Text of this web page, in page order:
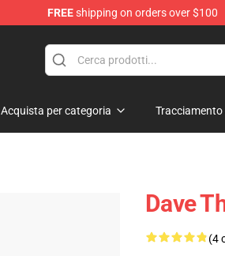
FREEshipping on orders over $100
Acquista per categoria Tracciamento
Dave
(4